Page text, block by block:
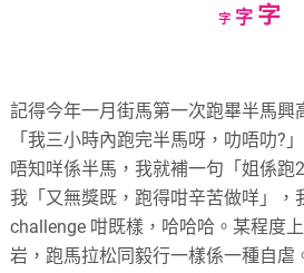
字Decrease
字Reset
字
記得今年一月街馬第一次跑畢半馬興
「我三小時內跑完半馬呀，叻唔叻?
唔知咩係半馬，我就補一句「姐係跑
我「又無獎既，跑得咁辛苦做咩」，
challenge 咁既樣，哈哈哈。某程度
岩，跑馬拉松同毅行一樣係一種自虐